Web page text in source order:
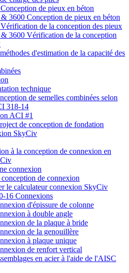
de pieux en béton
3600 Conception de pieux en béton
de la conception des pieux
3600 Vérification de la conception
d'estimation de la capacité des
technique
de semelles combinées selon
318-14
ACI #1
de conception de fondation
SkyCiv
à la conception de connexion en
connexion
de connexion
le calculateur connexion SkyCiv
16 Connexions
d'épissure de colonne
à double angle
de la plaque à bride
de la genouillère
à plaque unique
de renfort vertical
en acier à l'aide de l'AISC